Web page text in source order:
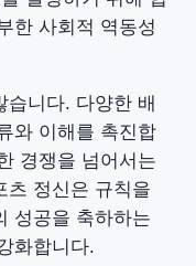
한 사회적 역동성
습니다. 다양한 배
와 이해를 촉진합
경쟁을 넘어서는
츠 정신은 규칙을
성공을 축하하는
화합니다.